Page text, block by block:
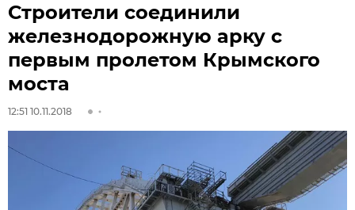
Строители соединили
железнодорожную арку с
первым пролетом Крымского
моста
12:51 10.11.2018